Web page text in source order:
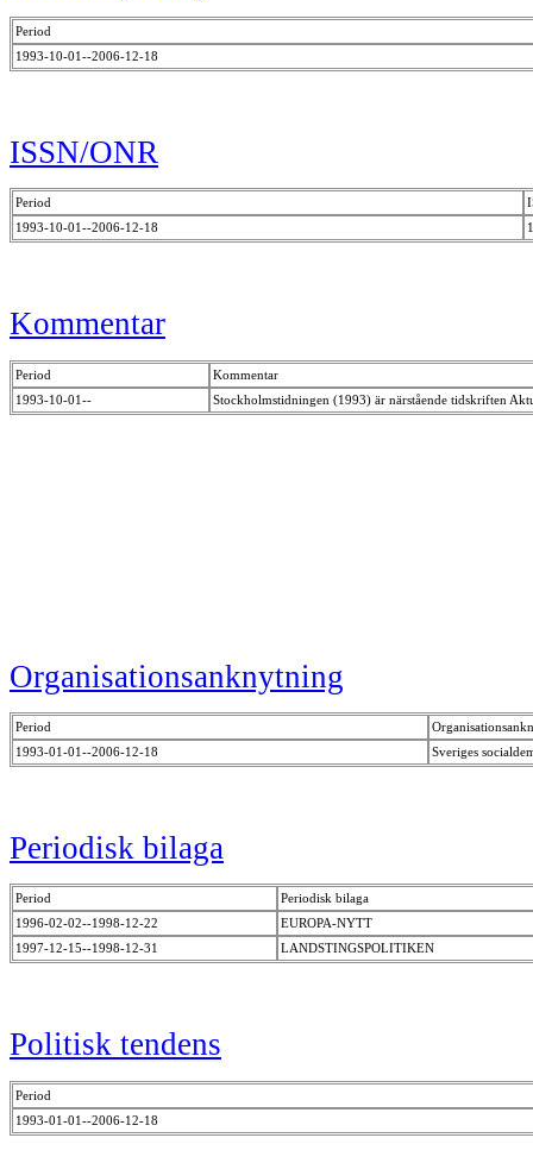
Period
1993-10-01--2006-12-18
ISSN/ONR
Period
1993-10-01--2006-12-18
Kommentar
Period
Kommentar
1993-10-01--
Stockholmstidningen (1993) är närstående tidskriften
Organisationsanknytning
Period
1993-01-01--2006-12-18
Sveriges
Periodisk bilaga
Period
Periodisk bilaga
1996-02-02--1998-12-22
EUROPA-NYTT
1997-12-15--1998-12-31
LANDSTINGSPOLITIKEN
Politisk tendens
Period
1993-01-01--2006-12-18